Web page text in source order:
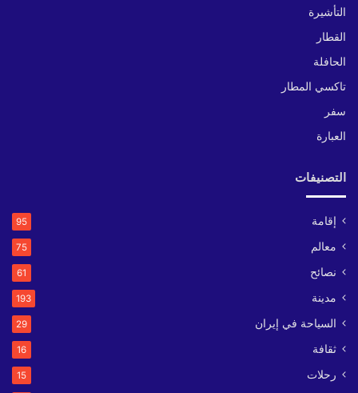
التأشيرة
القطار
الحافلة
تاكسي المطار
سفر
العبارة
التصنيفات
إقامة 95
معالم 75
نصائح 61
مدينة 193
السياحة في إيران 29
ثقافة 16
رحلات 15